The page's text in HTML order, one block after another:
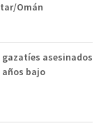
Omán
gazatíes asesinados
años bajo